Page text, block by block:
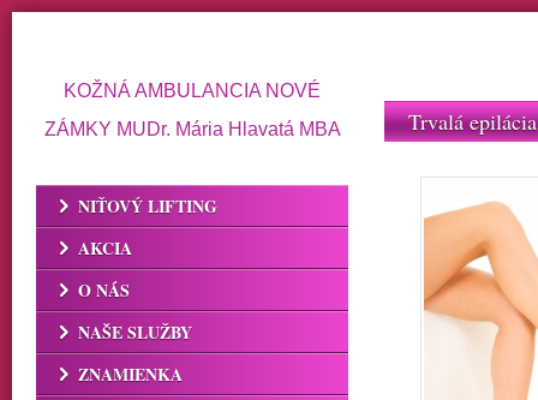
KOŽNÁ AMBULANCIA NOVÉ
ZÁMKY MUDr. Mária Hlavatá MBA
NIŤOVÝ LIFTING
AKCIA
O NÁS
NAŠE SLUŽBY
ZNAMIENKA
Trvalá epilácia